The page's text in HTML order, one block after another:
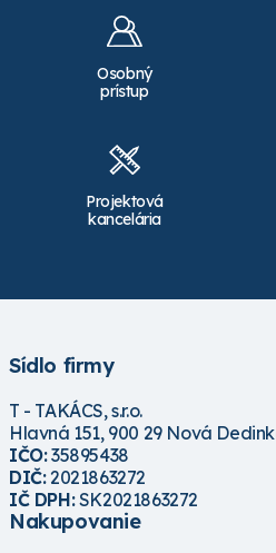
Osobný
prístup
Projektová
kancelária
Sídlo firmy
T - TAKÁCS, s.r.o.
Hlavná 151, 900 29 Nová
IČO:35895438
DIČ:2021863272
IČ DPH:SK2021863272
Nakupovanie